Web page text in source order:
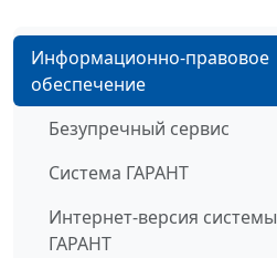
Информационно-правовое
обеспечение
Безупречный сервис
Система ГАРАНТ
Интернет-версия системы
ГАРАНТ